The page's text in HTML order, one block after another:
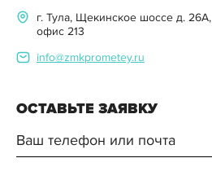
г. Тула, Щекинское шоссе д. 26А,
офис 213
info@zmkprometey.ru
ОСТАВЬТЕ ЗАЯВКУ